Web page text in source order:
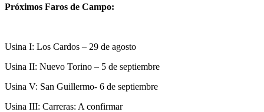
Próximos Faros de Campo:
Usina I: Los Cardos – 29 de agosto
Usina II: Nuevo Torino – 5 de septiembre
Usina V: San Guillermo- 6 de septiembre
Usina III: Carreras: A confirmar